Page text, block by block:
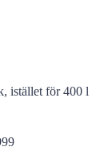
istället för 400 l